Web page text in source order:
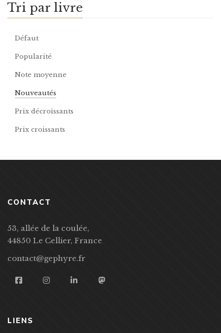
Tri par livre
Défaut
Popularité
Note moyenne
Nouveautés
Prix décroissants
Prix croissants
CONTACT
53, allée de la coulée,
44850 Le Cellier, France
contact@gephyre.fr
LIENS